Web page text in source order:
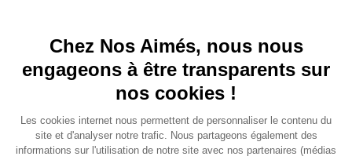
4.8/5
Sur 2232 avis récoltés.